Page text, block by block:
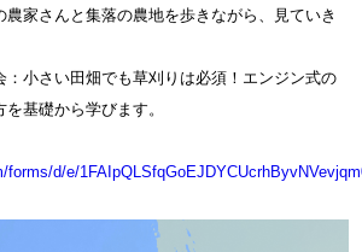
農家さんと集落の農地を歩きながら、見ていき
：小さい田畑でも草刈りは必須！エンジン式の
基礎から学びます。
forms/d/e/